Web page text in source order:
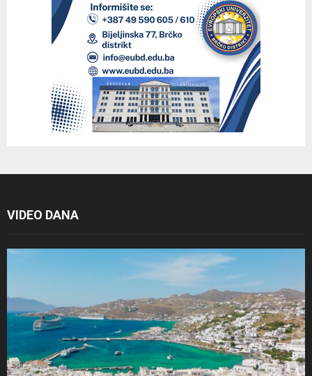
VIDEO DANA